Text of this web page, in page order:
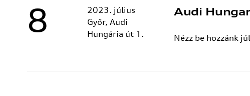
8
2023. július
Győr, Audi
Hungária út 1.
Audi
Nézz be hozzánk